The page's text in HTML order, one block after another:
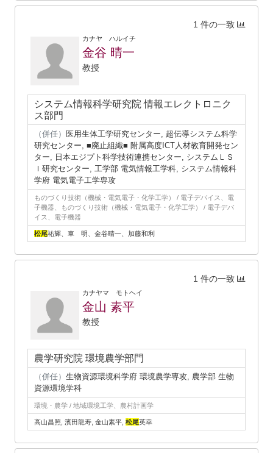
1 件の一致
カナヤ ハルイチ
金谷 晴一
教授
システム情報科学研究院 情報エレクトロニク
ス部門
（併任） 医用生体工学研究センター, 超伝導システム科学
研究センター, ■廃止組織■ 附属高度ICT人材教育開発セン
ター, 日本エジプト科学技術連携センター, システムＬＳ
Ｉ研究センター, 工学部 電気情報工学科, システム情報科
学府 電気電子工学専攻
ものづくり技術（機械・電気電子・化学工学） / 電子デバイス、電
子機器、ものづくり技術（機械・電気電子・化学工学） / 電子デバ
イス、電子機器
松尾祐輝、車 明、金谷晴一、加藤和利
1 件の一致
カナヤマ モトヘイ
金山 素平
教授
農学研究院 環境農学部門
（併任） 生物資源環境科学府 環境農学専攻, 農学部 生物
資源環境学科
環境・農学 / 地域環境工学、農村計画学
高山昌照, 濱田龍寿, 金山素平, 松尾英幸